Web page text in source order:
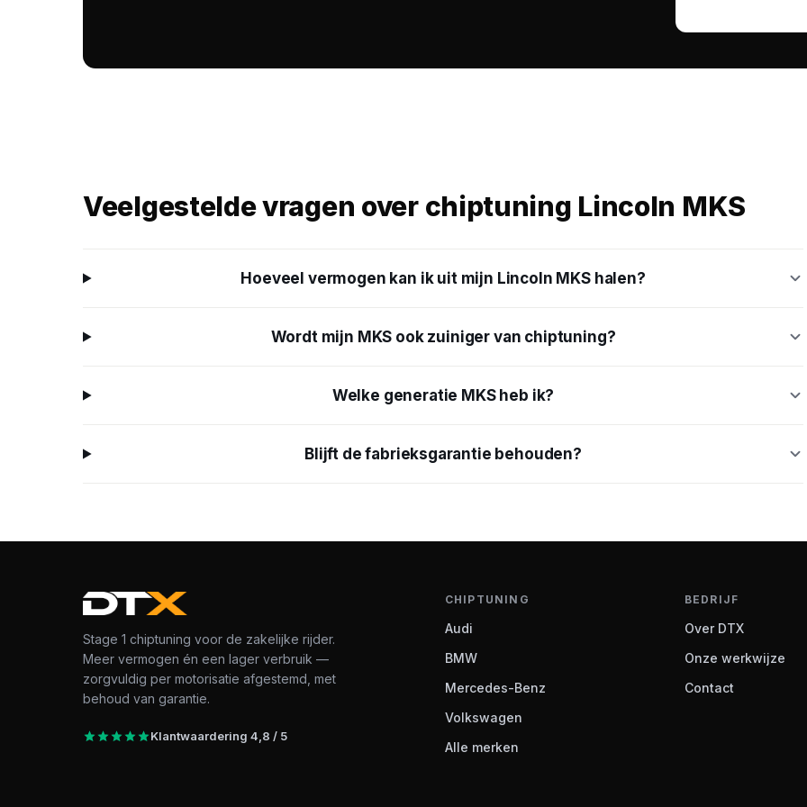
Veelgestelde vragen over chiptuning Lincoln MKS
Hoeveel vermogen kan ik uit mijn Lincoln MKS halen?
Wordt mijn MKS ook zuiniger van chiptuning?
Welke generatie MKS heb ik?
Blijft de fabrieksgarantie behouden?
Stage 1 chiptuning voor de zakelijke rijder.
Meer vermogen én een lager verbruik —
zorgvuldig per motorisatie afgestemd, met
behoud van garantie.
Klantwaardering 4,8 / 5
CHIPTUNING
Audi
BMW
Mercedes-Benz
Volkswagen
Alle merken
BEDRIJF
Over DTX
Onze werkwijze
Contact